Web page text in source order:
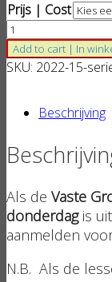
Prijs | Cost
5Ritmes
Donderdag
Vaste
aantal
Add to cart | In
SKU: 2022-15-
Beschrijving
Als de Vaste
donderdag is
aanmelden
N.B. Als de